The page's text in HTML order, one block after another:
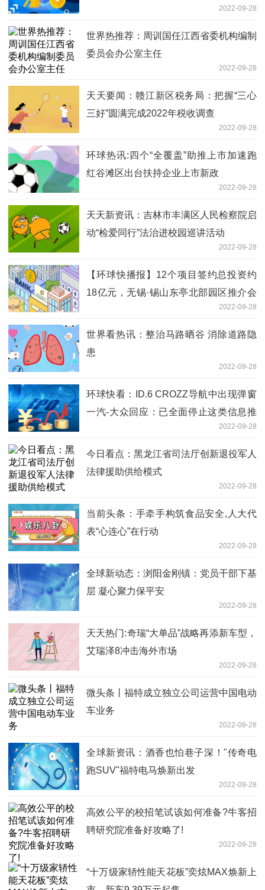
2022-09-28
世界热推荐：周训国任江西省委机构编制
委员会办公室主任
2022-09-28
天天要闻：赣江新区税务局：把握“三心
三好”圆满完成2022年税收调查
2022-09-28
环球热讯:四个“全覆盖”助推上市加速跑
红谷滩区出台扶持企业上市新政
2022-09-28
天天新资讯：吉林市丰满区人民检察院启
动“检爱同行”法治进校园巡讲活动
2022-09-28
【环球快播报】12个项目签约总投资约
18亿元，无锡·锡山东亭北部园区推介会
2022-09-28
世界看热讯：整治马路晒谷 消除道路隐
患
2022-09-28
环球快看：ID.6 CROZZ导航中出现弹窗
一汽-大众回应：已全面停止这类信息推
2022-09-28
今日看点：黑龙江省司法厅创新退役军人
法律援助供给模式
2022-09-28
当前头条：手牵手构筑食品安全,人大代
表“心连心”在行动
2022-09-28
全球新动态：浏阳金刚镇：党员干部下基
层 凝心聚力保平安
2022-09-28
天天热门:奇瑞“大单品”战略再添新车型，
艾瑞泽8冲击海外市场
2022-09-28
微头条丨福特成立独立公司运营中国电动
车业务
2022-09-28
全球新资讯：酒香也怕巷子深！"传奇电
跑SUV"福特电马焕新出发
2022-09-28
高效公平的校招笔试该如何准备?牛客招
聘研究院准备好攻略了!
2022-09-28
“十万级家轿性能天花板”奕炫MAX焕新上